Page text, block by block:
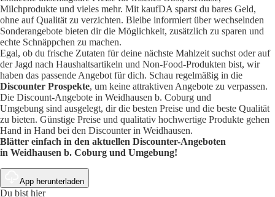
Milchprodukte und vieles mehr. Mit kaufDA sparst du bares Geld,
ohne auf Qualität zu verzichten. Bleibe informiert über wechselnden
Sonderangebote bieten dir die Möglichkeit, zusätzlich zu sparen und
echte Schnäppchen zu machen.
Egal, ob du frische Zutaten für deine nächste Mahlzeit suchst oder auf
der Jagd nach Haushaltsartikeln und Non-Food-Produkten bist, wir
haben das passende Angebot für dich. Schau regelmäßig in die
Discounter Prospekte, um keine attraktiven Angebote zu verpassen.
Die Discount-Angebote in Weidhausen b. Coburg und
Umgebung sind ausgelegt, dir die besten Preise und die beste Qualität
zu bieten. Günstige Preise und qualitativ hochwertige Produkte gehen
Hand in Hand bei den Discounter in Weidhausen.
Blätter einfach in den aktuellen Discounter-Angeboten
in Weidhausen b. Coburg und Umgebung!
App herunterladen
Du bist hier